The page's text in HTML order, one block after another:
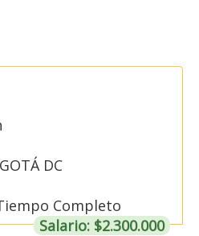
DC
Completo
Salario: $2.300.000